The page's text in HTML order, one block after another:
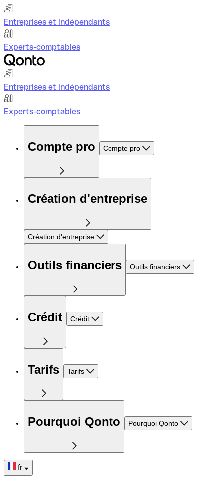
Entreprises et indépendants
Experts-comptables
Entreprises et indépendants
Experts-comptables
Compte pro Compte pro
Création d'entreprise
Création d'entreprise
Outils financiers Outils financiers
Crédit Crédit
Tarifs Tarifs
Pourquoi Qonto Pourquoi Qonto
fr